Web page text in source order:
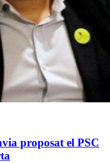
proposat el PSC